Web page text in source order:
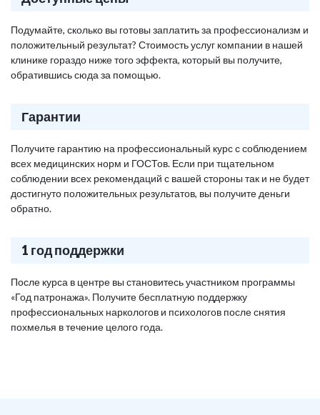
Подумайте, сколько вы готовы заплатить за профессионализм и
положительный результат? Стоимость услуг компании в нашей
клинике гораздо ниже того эффекта, который вы получите,
обратившись сюда за помощью.
Гарантии
Получите гарантию на профессиональный курс с соблюдением
всех медицинских норм и ГОСТов. Если при тщательном
соблюдении всех рекомендаций с вашей стороны так и не будет
достигнуто положительных результатов, вы получите деньги
обратно.
1 год поддержки
После курса в центре вы становитесь участником программы
«Год патронажа». Получите бесплатную поддержку
профессиональных наркологов и психологов после снятия
похмелья в течение целого года.